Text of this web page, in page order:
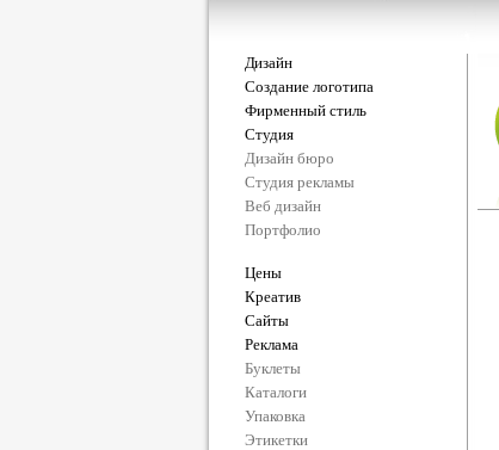
Дизайн
Создание логотипа
Фирменный стиль
Студия
Дизайн бюро
Студия рекламы
Веб дизайн
Портфолио
Цены
Креатив
Сайты
Реклама
Буклеты
Каталоги
Упаковка
Этикетки